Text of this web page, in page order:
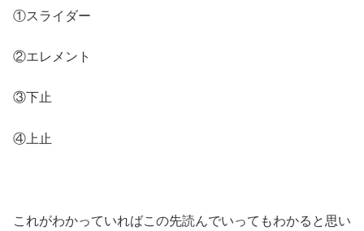
①スライダー
②エレメント
③下止
④上止
これがわかっていればこの先読んでいってもわかると思い